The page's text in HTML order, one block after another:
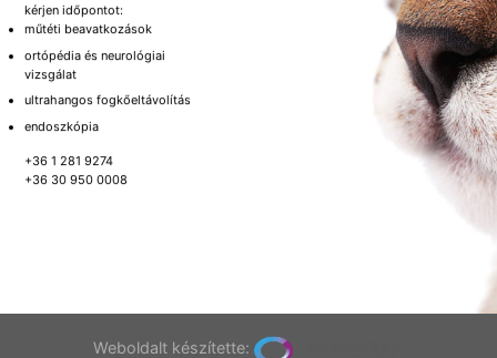
kérjen időpontot:
műtéti beavatkozások
ortópédia és neurológiai
vizsgálat
ultrahangos fogkőeltávolítás
endoszkópia
+36 1 281 9274
+36 30 950 0008
Weboldalt készítette: